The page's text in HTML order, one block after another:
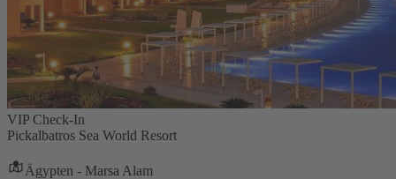
VIP Check-In
Pickalbatros Sea World Resort
Ägypten - Marsa Alam